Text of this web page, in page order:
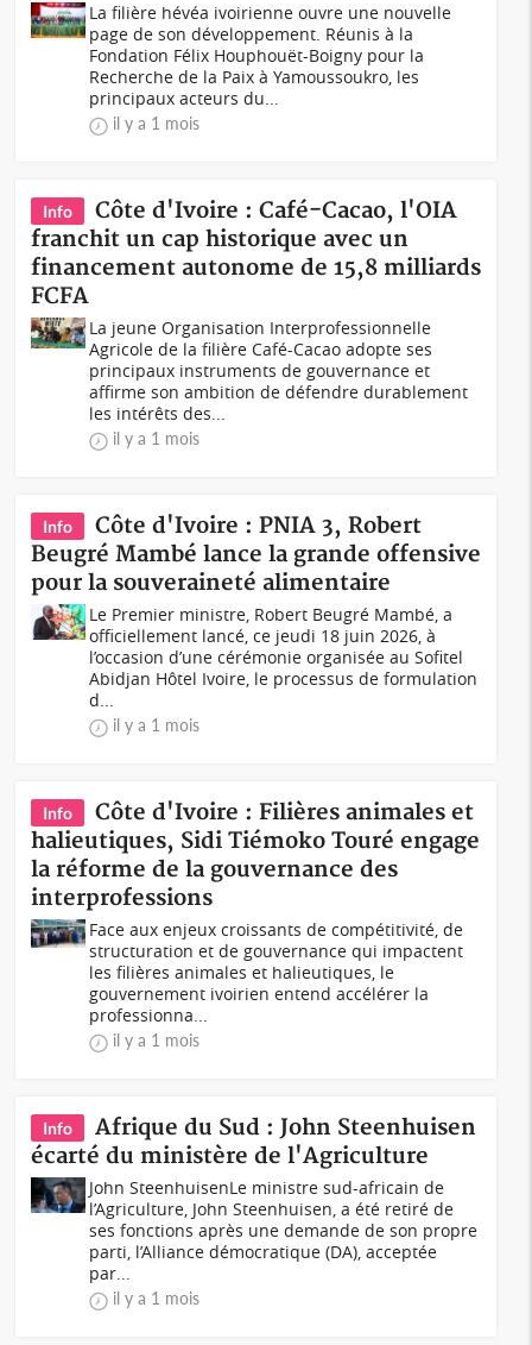
La filière hévéa ivoirienne ouvre une nouvelle
page de son développement. Réunis à la
Fondation Félix Houphouët-Boigny pour la
Recherche de la Paix à Yamoussoukro, les
principaux acteurs du...
il y a 1 mois
Info
Côte d'Ivoire : Café-Cacao, l'OIA
franchit un cap historique avec un
financement autonome de 15,8 milliards
FCFA
La jeune Organisation Interprofessionnelle
Agricole de la filière Café-Cacao adopte ses
principaux instruments de gouvernance et
affirme son ambition de défendre durablement
les intérêts des...
il y a 1 mois
Info
Côte d'Ivoire : PNIA 3, Robert
Beugré Mambé lance la grande offensive
pour la souveraineté alimentaire
Le Premier ministre, Robert Beugré Mambé, a
officiellement lancé, ce jeudi 18 juin 2026, à
l’occasion d’une cérémonie organisée au Sofitel
Abidjan Hôtel Ivoire, le processus de formulation
d...
il y a 1 mois
Info
Côte d'Ivoire : Filières animales et
halieutiques, Sidi Tiémoko Touré engage
la réforme de la gouvernance des
interprofessions
Face aux enjeux croissants de compétitivité, de
structuration et de gouvernance qui impactent
les filières animales et halieutiques, le
gouvernement ivoirien entend accélérer la
professionna...
il y a 1 mois
Info
Afrique du Sud : John Steenhuisen
écarté du ministère de l'Agriculture
John Steenhuisen Le ministre sud-africain de
l’Agriculture, John Steenhuisen, a été retiré de
ses fonctions après une demande de son propre
parti, l’Alliance démocratique (DA), acceptée
par...
il y a 1 mois